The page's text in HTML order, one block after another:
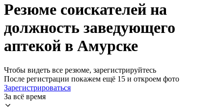
Резюме соискателей на
должность заведующего
аптекой в Амурске
Чтобы видеть все резюме, зарегистрируйтесь
После регистрации покажем ещё 15 и откроем фото
Зарегистрироваться
За всё время